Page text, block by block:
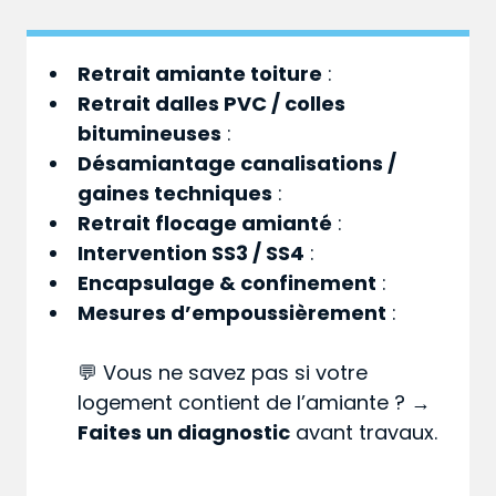
Retrait amiante toiture :
Retrait dalles PVC / colles
bitumineuses :
Désamiantage canalisations /
gaines techniques :
Retrait flocage amianté :
Intervention SS3 / SS4 :
Encapsulage & confinement :
Mesures d’empoussièrement :
💬 Vous ne savez pas si votre
logement contient de l’amiante ? →
Faites un diagnostic avant travaux.